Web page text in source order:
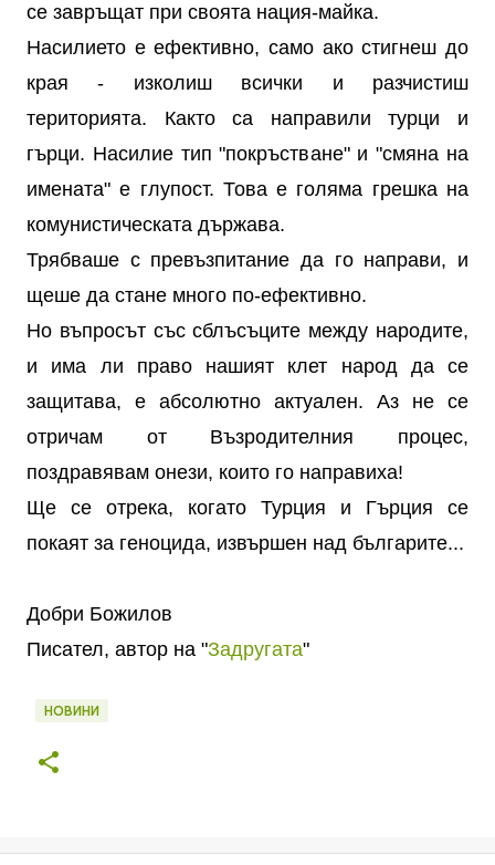
се завръщат при своята нация-майка.
Насилието е ефективно, само ако стигнеш до
края - изколиш всички и разчистиш
територията. Както са направили турци и
гърци. Насилие тип "покръстване" и "смяна на
имената" е глупост. Това е голяма грешка на
комунистическата държава.
Трябваше с превъзпитание да го направи, и
щеше да стане много по-ефективно.
Но въпросът със сблъсъците между народите,
и има ли право нашият клет народ да се
защитава, е абсолютно актуален. Аз не се
отричам от Възродителния процес,
поздравявам онези, които го направиха!
Ще се отрека, когато Турция и Гърция се
покаят за геноцида, извършен над българите...
Добри Божилов
Писател, автор на "Задругата"
НОВИНИ